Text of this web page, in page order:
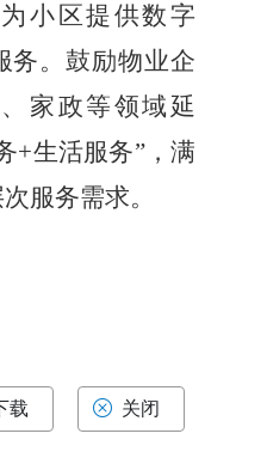
小区提供数字
务。鼓励物业企
家政等领域延
+生活服务”，满
服务需求。
载 关闭